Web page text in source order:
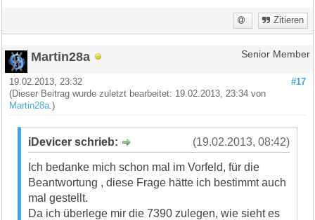
Zitieren
Martin28a Senior Member
#17
19.02.2013, 23:32
(Dieser Beitrag wurde zuletzt bearbeitet: 19.02.2013, 23:34 von
Martin28a .)
(19.02.2013, 08:42)
iDevicer schrieb:
Ich bedanke mich schon mal im Vorfeld, für die
Beantwortung , diese Frage hätte ich bestimmt auch
mal gestellt.
Da ich überlege mir die 7390 zulegen, wie sieht es